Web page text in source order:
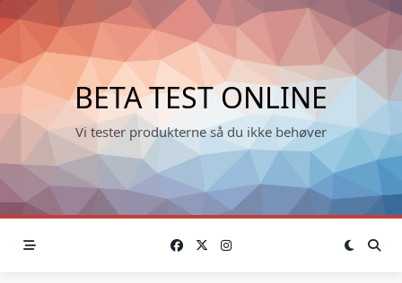
Skip
to
content
BETA TEST ONLINE
Vi tester produkterne så du ikke behøver